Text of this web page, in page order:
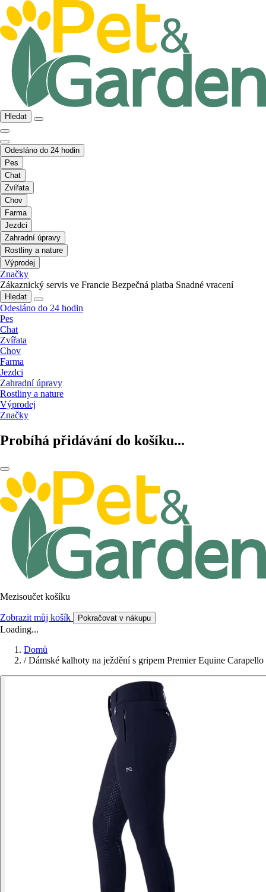
Hledat
Odesláno do 24 hodin
Pes
Chat
Zvířata
Chov
Farma
Jezdci
Zahradní úpravy
Rostliny a nature
Výprodej
Značky
Zákaznický servis ve Francie Bezpečná platba Snadné vracení
Hledat
Odesláno do 24 hodin
Pes
Chat
Zvířata
Chov
Farma
Jezdci
Zahradní úpravy
Rostliny a nature
Výprodej
Značky
Probíhá přidávání do košíku...
Mezisoučet košíku
Zobrazit můj košík Pokračovat v nákupu
Loading...
Domů
/ Dámské kalhoty na ježdění s gripem Premier Equine Carapello